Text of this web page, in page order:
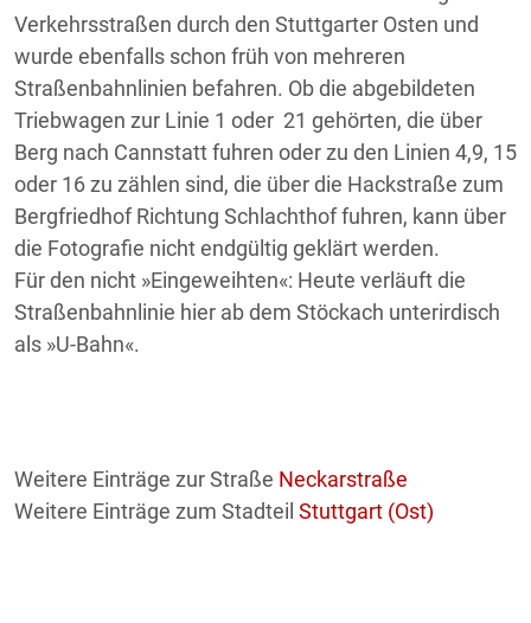
Verkehrsstraßen durch den Stuttgarter Osten und
wurde ebenfalls schon früh von mehreren
Straßenbahnlinien befahren. Ob die abgebildeten
Triebwagen zur Linie 1 oder 21 gehörten, die über
Berg nach Cannstatt fuhren oder zu den Linien 4,9, 15
oder 16 zu zählen sind, die über die Hackstraße zum
Bergfriedhof Richtung Schlachthof fuhren, kann über
die Fotografie nicht endgültig geklärt werden.
Für den nicht »Eingeweihten«: Heute verläuft die
Straßenbahnlinie hier ab dem Stöckach unterirdisch
als »U-Bahn«.
Weitere Einträge zur Straße Neckarstraße
Weitere Einträge zum Stadteil Stuttgart (Ost)